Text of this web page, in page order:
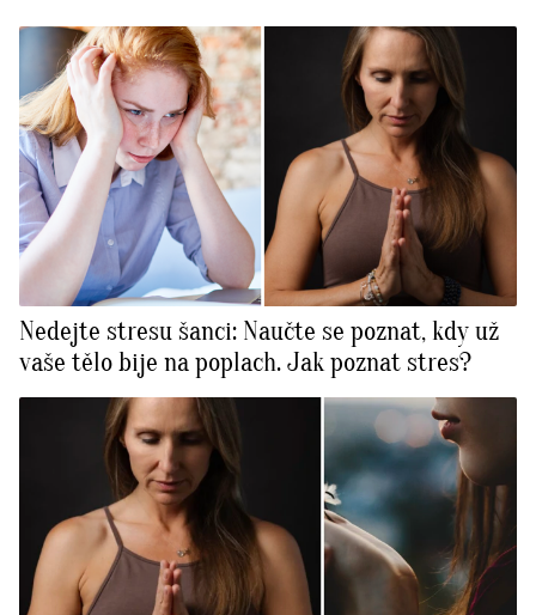
Nedejte stresu šanci: Naučte se poznat, kdy už
vaše tělo bije na poplach. Jak poznat stres?